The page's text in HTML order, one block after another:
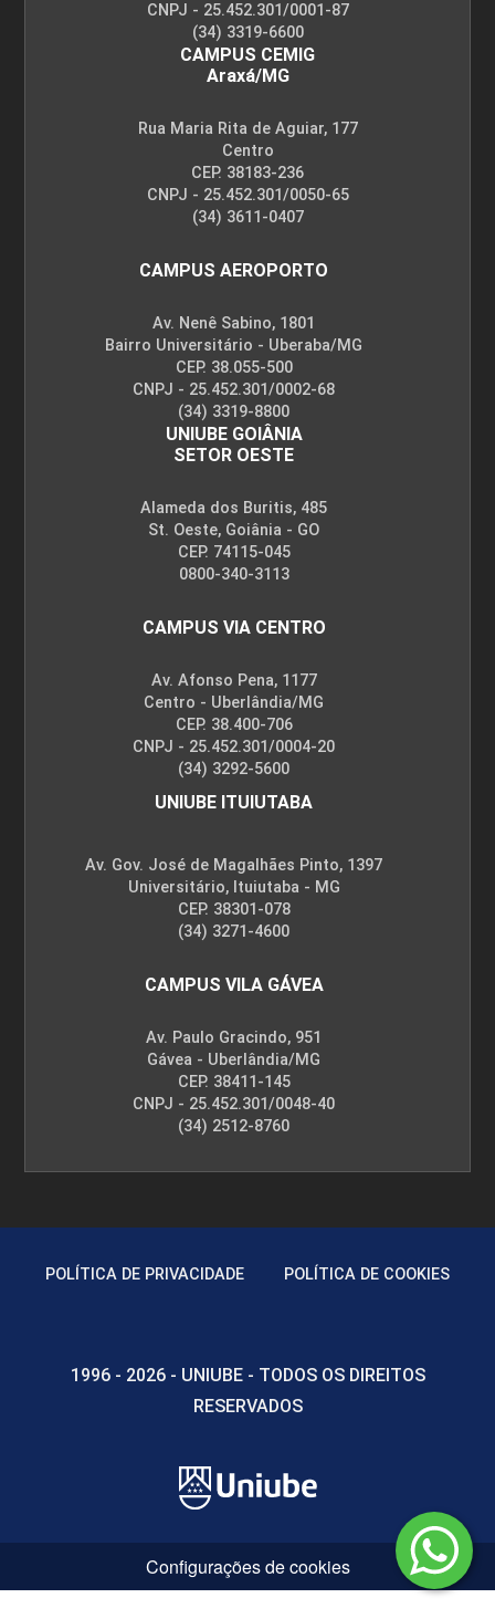
CNPJ - 25.452.301/0001-87
(34) 3319-6600
CAMPUS CEMIG
Araxá/MG
Rua Maria Rita de Aguiar, 177
Centro
CEP. 38183-236
CNPJ - 25.452.301/0050-65
(34) 3611-0407
CAMPUS AEROPORTO
Av. Nenê Sabino, 1801
Bairro Universitário - Uberaba/MG
CEP. 38.055-500
CNPJ - 25.452.301/0002-68
(34) 3319-8800
UNIUBE GOIÂNIA
SETOR OESTE
Alameda dos Buritis, 485
St. Oeste, Goiânia - GO
CEP. 74115-045
0800-340-3113
CAMPUS VIA CENTRO
Av. Afonso Pena, 1177
Centro - Uberlândia/MG
CEP. 38.400-706
CNPJ - 25.452.301/0004-20
(34) 3292-5600
UNIUBE ITUIUTABA
Av. Gov. José de Magalhães Pinto, 1397
Universitário, Ituiutaba - MG
CEP. 38301-078
(34) 3271-4600
CAMPUS VILA GÁVEA
Av. Paulo Gracindo, 951
Gávea - Uberlândia/MG
CEP. 38411-145
CNPJ - 25.452.301/0048-40
(34) 2512-8760
POLÍTICA DE PRIVACIDADE POLÍTICA DE COOKIES
1996 - 2026 - UNIUBE - TODOS OS DIREITOS
RESERVADOS
Configurações de cookies